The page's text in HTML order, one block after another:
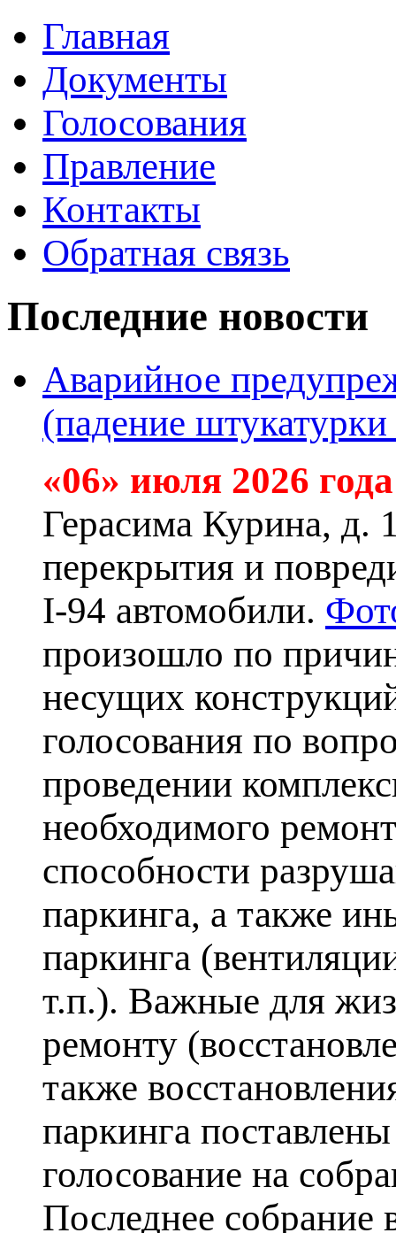
Главная
Документы
Голосования
Правление
Контакты
Обратная связь
Последние новости
Аварийное
(падение
«06» июля 2026 года
Герасима Курина, д.
перекрытия и
I-94 автомобили.
произошло по
несущих
голосования по
проведении
необходимого
способности
паркинга, а также
паркинга
т.п.). Важные для
ремонту
также
паркинга
голосование на
Последнее собрание